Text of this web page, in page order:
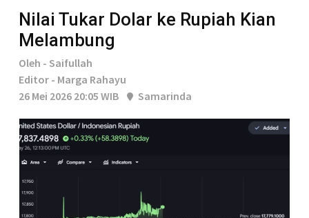
Nilai Tukar Dolar ke Rupiah Kian
Melambung
Oleh - Saifullah
Editor - Marga Rahayu
26 Mei 2026 20:05 WIB
Samarinda